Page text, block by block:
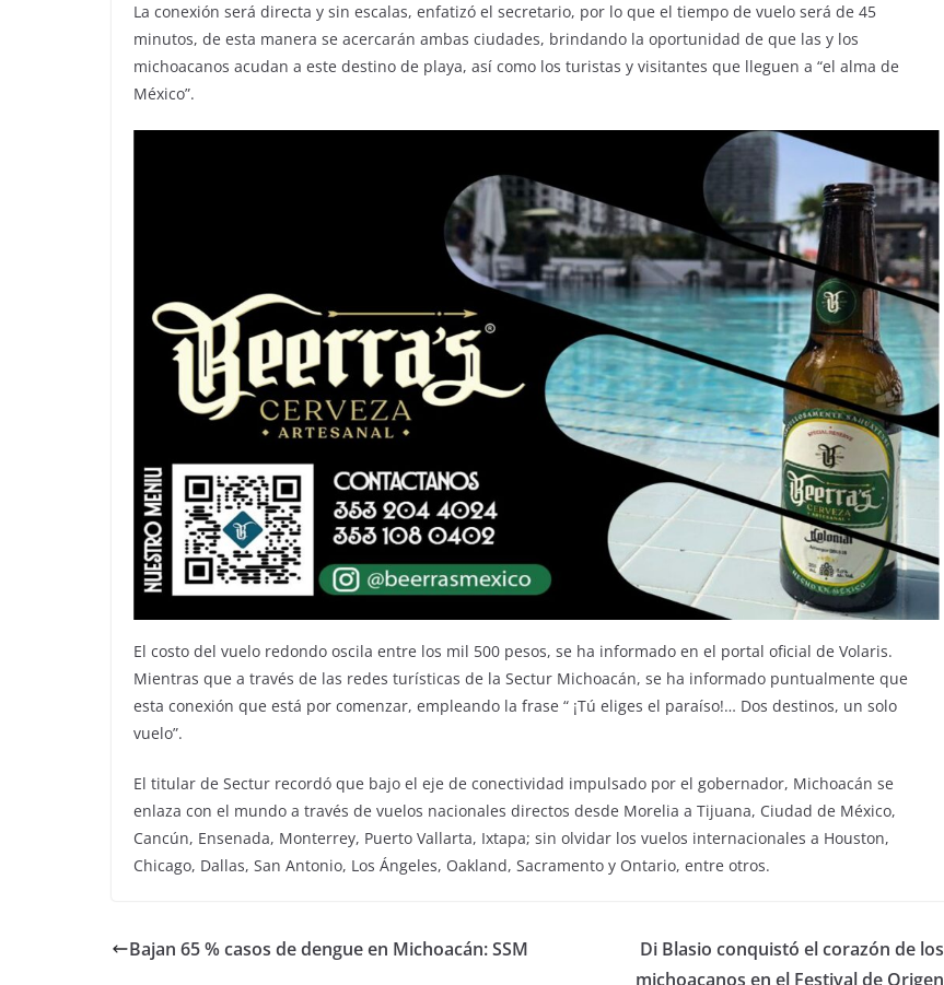
La conexión será directa y sin escalas, enfatizó el secretario, por lo que el tiempo de vuelo será de 45
minutos, de esta manera se acercarán ambas ciudades, brindando la oportunidad de que las y los
michoacanos acudan a este destino de playa, así como los turistas y visitantes que lleguen a “el alma de
México”.
El costo del vuelo redondo oscila entre los mil 500 pesos, se ha informado en el portal oficial de Volaris.
Mientras que a través de las redes turísticas de la Sectur Michoacán, se ha informado puntualmente que
esta conexión que está por comenzar, empleando la frase “ ¡Tú eliges el paraíso!… Dos destinos, un solo
vuelo”.
El titular de Sectur recordó que bajo el eje de conectividad impulsado por el gobernador, Michoacán se
enlaza con el mundo a través de vuelos nacionales directos desde Morelia a Tijuana, Ciudad de México,
Cancún, Ensenada, Monterrey, Puerto Vallarta, Ixtapa; sin olvidar los vuelos internacionales a Houston,
Chicago, Dallas, San Antonio, Los Ángeles, Oakland, Sacramento y Ontario, entre otros.
Bajan 65 % casos de dengue en Michoacán: SSM
Di Blasio conquistó el corazón de los
michoacanos en el Festival de Origen